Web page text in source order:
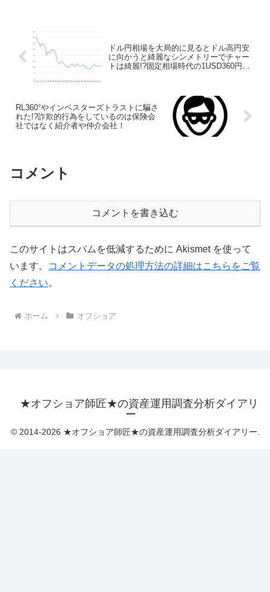
ドル円相場を大局的に見るとドル高円安
に向かうと綺麗なシンメトリーでチャー
トは綺麗!?固定相場時代の1USD360円か
RL360°やインベスターズトラストに騙さ
れた!?詐欺的行為をしているのは保険会
社ではなく紹介者や仲介会社！
コメント
コメントを書き込む
このサイトはスパムを低減するために Akismet を使って
います。
コメントデータの処理方法の詳細はこちらをご覧
ください。
ホーム オフショア
★オフショア師匠★の資産運用調査分析ダイアリ
ー
© 2014-2026 ★オフショア師匠★の資産運用調査分析ダイアリー.